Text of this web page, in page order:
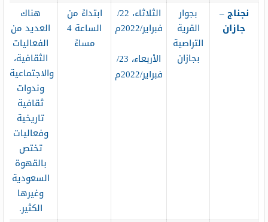
نجناج –
جازان
بجوار
القرية
التراصية
بجازان
الثلاثاء، 22/
فبراير/2022م
الأربعاء، 23/
فبراير/2022م
ابتداءً من
الساعة 4
مساءً
هناك
العديد من
الفعاليات
الثقافية،
والاجتماعية،
وندوات
ثقافية
تاريخية
وفعاليات
تختص
بالقهوة
السعودية
وغيرها
الكثير.